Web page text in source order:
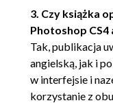
Ustawienia
ustawień
3. Czy książka
Photoshop CS4
Tak, publikacja
angielską, jak i
w interfejsie i
korzystanie z